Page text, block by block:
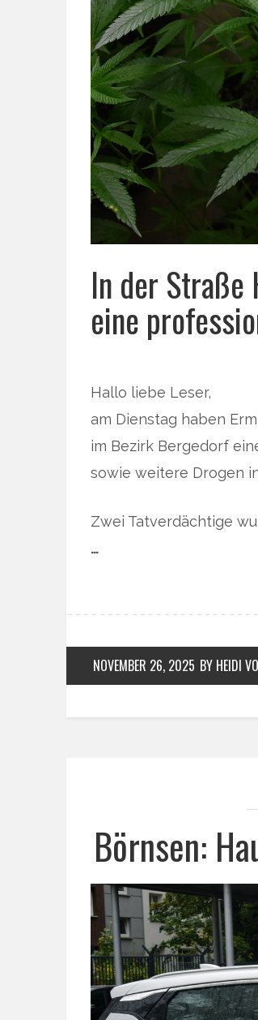
In der Straße
eine
Hallo liebe Leser,
am Dienstag haben
im Bezirk Bergedorf
sowie weitere Drogen
Zwei Tatverdächtige
…
NOVEMBER 26, 2025 BY HEIDI
Börnsen: